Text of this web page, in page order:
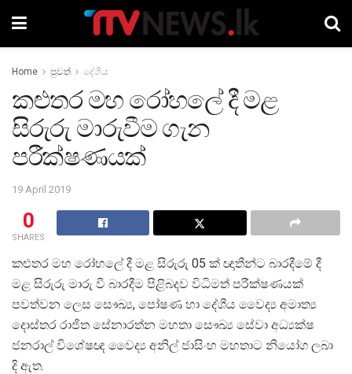
Home පුවත් දේශීය
කළුතර මහ රෝහලේ දී මළ
සිරුරු මාරුවීම ගැන
පරීක්ෂණයක්
19 April 2019
0
SHARES
කළුතර මහ රෝහලේ දී මළ සිරුරු 05 ක් ඥාතීන්ට බාරදීමේ දී
මළ සිරුරු මාරු වී බාරදීම පිළිබදව විධිමත් පරීක්ෂණයක්
පවත්වන ලෙස සෞඛ්‍ය, පෝෂණ හා දේශීය වෛද්‍ය අමාත්‍ය
දොස්තර රාජිත සේනාරත්න මහතා සෞඛ්‍ය සේවා අධ්‍යක්ෂ
ජනරාල් විශේෂඥ වෛද්‍ය අනිල් ජාසිංහ මහතාට නියෝග ලබා
දි ඇත.